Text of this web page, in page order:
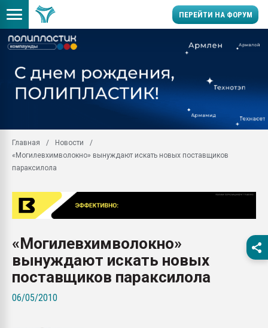
ПЕРЕЙТИ НА ФОРУМ
заводу пластмасс"
первый план в
28.07.2026
ситуацией на
Всё, что касается
Главная
Новости
«Могилевхимволокно» вынуждают искать новых поставщиков
параксилола
«Могилевхимволокно»
вынуждают искать новых
поставщиков параксилола
06/05/2010